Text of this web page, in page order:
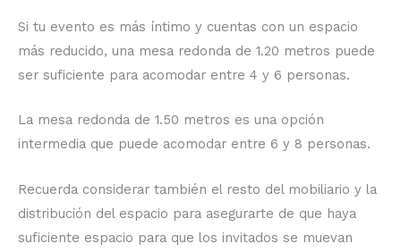
Si tu evento es más íntimo y cuentas con un espacio
más reducido, una mesa redonda de 1.20 metros puede
ser suficiente para acomodar entre 4 y 6 personas.
La mesa redonda de 1.50 metros es una opción
intermedia que puede acomodar entre 6 y 8 personas.
Recuerda considerar también el resto del mobiliario y la
distribución del espacio para asegurarte de que haya
suficiente espacio para que los invitados se muevan